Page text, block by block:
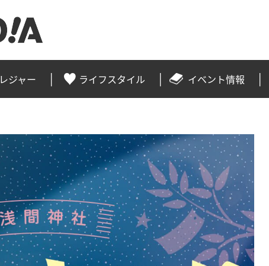
レジャー ライフスタイル イベント情報